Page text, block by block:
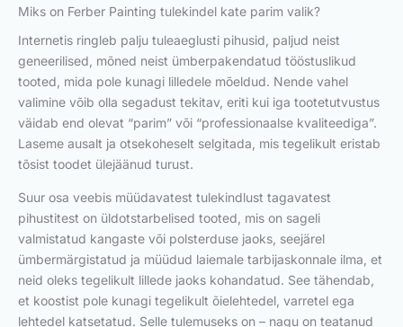
Miks on Ferber Painting tulekindel kate parim valik?
Internetis ringleb palju tuleaeglusti pihusid, paljud neist
geneerilised, mõned neist ümberpakendatud tööstuslikud
tooted, mida pole kunagi lilledele mõeldud. Nende vahel
valimine võib olla segadust tekitav, eriti kui iga tootetutvustus
väidab end olevat “parim” või “professionaalse kvaliteediga”.
Laseme ausalt ja otsekoheselt selgitada, mis tegelikult eristab
tõsist toodet ülejäänud turust.
Suur osa veebis müüdavatest tulekindlust tagavatest
pihustitest on üldotstarbelised tooted, mis on sageli
valmistatud kangaste või polsterduse jaoks, seejärel
ümbermärgistatud ja müüdud laiemale tarbijaskonnale ilma, et
neid oleks tegelikult lillede jaoks kohandatud. See tähendab,
et koostist pole kunagi tegelikult õielehtedel, varretel ega
lehtedel katsetatud. Selle tulemuseks on – nagu on teatanud